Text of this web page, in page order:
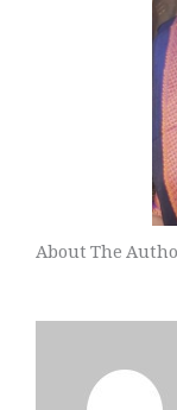
About The